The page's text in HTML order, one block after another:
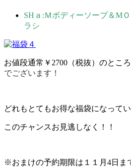
SHａ:Ｍボディーソープ＆М
ラシ
お値段通常￥2700（税抜）のところ
でございます！
どれもとてもお得な福袋になって
このチャンスお見逃しなく！！
※おまけの予約期限は１１月4日ま